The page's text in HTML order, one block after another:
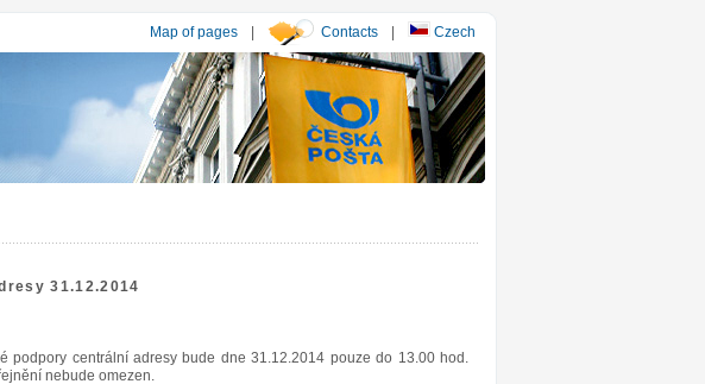
Map of pages | Contacts | Czech
31.12.2014
podpory centrální adresy bude dne 31.12.2014 pouze do 13.00 hod.
nebude omezen.